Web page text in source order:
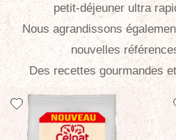
petit-déjeuner ultra
Nous agrandissons
nouvelles
Des recettes gourmandes